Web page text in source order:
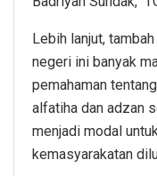
Lebih lanjut,
negeri ini banyak
pemahaman
alfatiha dan adzan
menjadi modal
kemasyarakatan